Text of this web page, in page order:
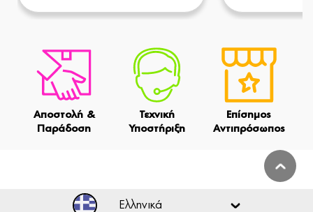
Αποστολή &
Παράδοση
Τεχνική
Υποστήριξη
Επίσημος
Αντιπρόσωπος
Ελληνικά